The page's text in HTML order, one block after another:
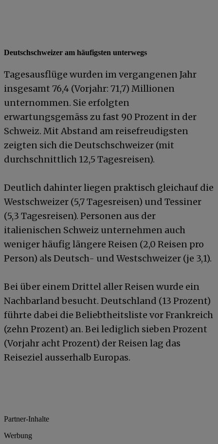
Deutschschweizer am häufigsten unterwegs
Tagesausflüge wurden im vergangenen Jahr
insgesamt 76,4 (Vorjahr: 71,7) Millionen
unternommen. Sie erfolgten
erwartungsgemäss zu fast 90 Prozent in der
Schweiz. Mit Abstand am reisefreudigsten
zeigten sich die Deutschschweizer (mit
durchschnittlich 12,5 Tagesreisen).
Deutlich dahinter liegen praktisch gleichauf die
Westschweizer (5,7 Tagesreisen) und Tessiner
(5,3 Tagesreisen). Personen aus der
italienischen Schweiz unternehmen auch
weniger häufig längere Reisen (2,0 Reisen pro
Person) als Deutsch- und Westschweizer (je 3,1).
Bei über einem Drittel aller Reisen wurde ein
Nachbarland besucht. Deutschland (13 Prozent)
führte dabei die Beliebtheitsliste vor Frankreich
(zehn Prozent) an. Bei lediglich sieben Prozent
(Vorjahr acht Prozent) der Reisen lag das
Reiseziel ausserhalb Europas.
Partner-Inhalte
Werbung